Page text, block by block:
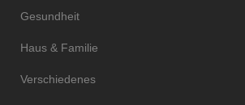
Gesundheit
Haus & Familie
Verschiedenes